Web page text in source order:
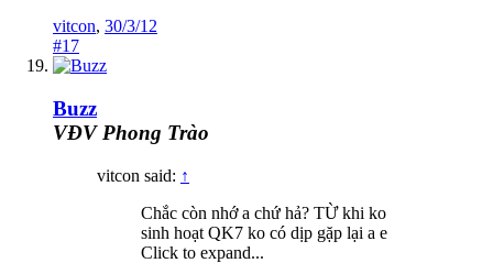
vitcon, 30/3/12
#17
Buzz
VĐV Phong Trào
vitcon said: ↑
Chắc còn nhớ a chứ hả? TỪ khi ko
sinh hoạt QK7 ko có dịp gặp lại a e
Click to expand...